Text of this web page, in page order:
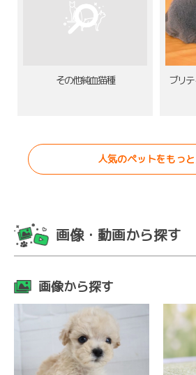
その他純血猫種
ブリ
人気のペットをもっ
画像・動画から探す
画像から探す